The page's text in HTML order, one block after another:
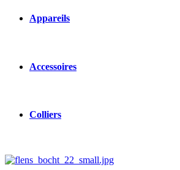
Appareils
Accessoires
Colliers
Image